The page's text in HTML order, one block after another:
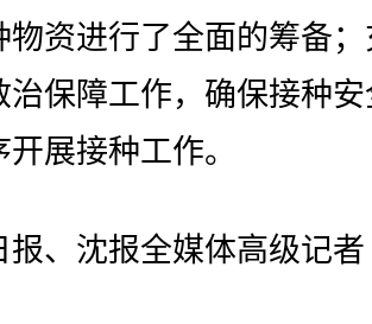
物资进行了全面的筹备
治保障工作，确保接种
展接种工作。
沈报全媒体高级记者